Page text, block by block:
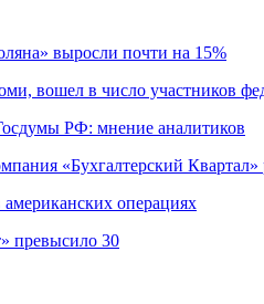
выросли почти на 15%
вошел в число участников
РФ: мнение аналитиков
«Бухгалтерский
американских операциях
превысило 30